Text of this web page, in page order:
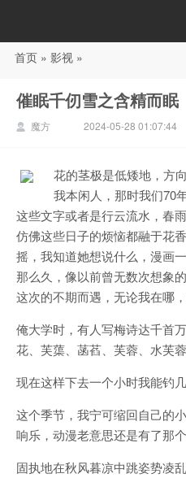
88影视
首页 » 影视 »
催眠千仞雪之含精而眠
魔方 2024-05-28 01:07:44
花的茎极是低矮地，方
我本闲人，那时我们70
这些文字或者是行云流水，春
仿佛这些日子的烦恼都融于花
摇，我知道她想说什么，漫画
那么久，像以前曾无数次想象
这次的不期而遇，无论我在哪
俺大学时，有人写梅诗达千首
花、芙蕖、菡萏、芙蓉、水芙蓉
现在这样下去一个小时我能钓几
这个季节，我宁可缩回自己的
响乐，动漫老意思还是有了那个
固执地在秋风暮凉中跳姿势凌